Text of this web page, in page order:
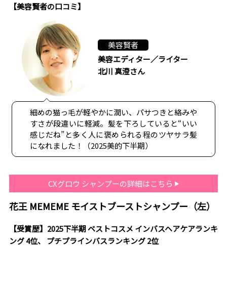
【美容賢者の口コミ】
美容賢者
美容エディター／ライター
北川 真澄さん
細めの猫っ毛が軽やかに潤い、パサつきと絡みや
すさが段違いに軽減。髪を下ろしていると“いい
感じだね”と多く人に褒められる程のツヤサラ髪
になれました！（2025美的下半期）
CXグロウ シャンプーの詳細はこちら
花王 MEMEME モイストブーストシャンプー（左）
【受賞歴】2025下半期 ベストコスメ インバスヘアケアランキ
ング 4位、 プチプラインバスランキング 2位